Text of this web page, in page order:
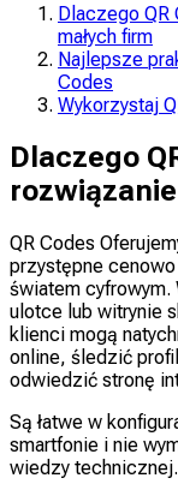
Dlaczego QR
małych firm
Najlepsze
Codes
Wykorzystaj
Dlaczego
QR Codes
przystępne
światem cyfrowym.
ulotce lub witrynie
klienci mogą
online, śledzić
odwiedzić stronę
Są łatwe w
smartfonie i nie
wiedzy technicznej.